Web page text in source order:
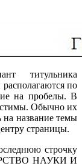
титульника
по
на пробелы. В
Обычно их
на название темы
страницы.
строчку
НАУКИ И